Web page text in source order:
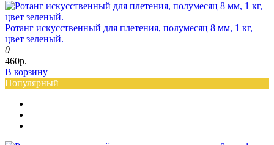
Ротанг искусственный для плетения, полумесяц 8 мм, 1 кг,
цвет зеленый.
0
460р.
В корзину
Популярный